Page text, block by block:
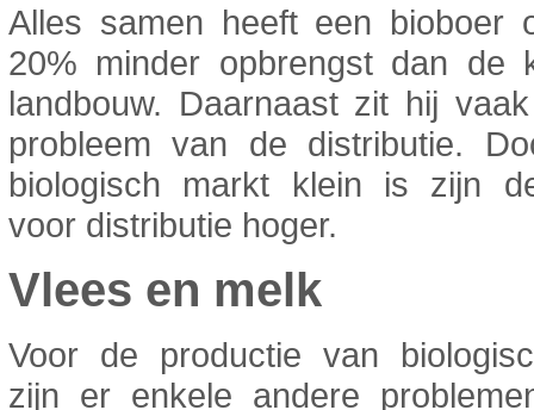
Alles samen heeft een bioboer
20% minder opbrengst dan de
landbouw. Daarnaast zit hij
probleem van de distributie.
biologisch markt klein is zijn
voor distributie hoger.
Vlees en melk
Voor de productie van
zijn er enkele andere